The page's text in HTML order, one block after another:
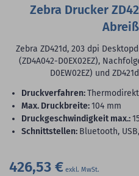
Zebra Drucker
Zebra ZD421d, 203 dpi
(ZD4A042-D0EX02EZ),
D0EW02EZ) und
Druckverfahren:Thermodirekt
max. Druckbreite:104 mm
Druckgeschwindigkeit max.:
Schnittstellen: Bluetooth,
426,53 €